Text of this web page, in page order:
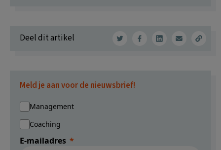
Deel dit artikel
Meld je aan voor de nieuwsbrief!
Management
Coaching
E-mailadres